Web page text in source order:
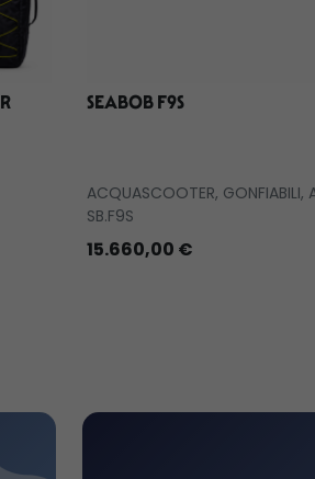
SEABOB F9S
SB.F9S
15.660,00 €